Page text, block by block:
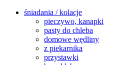
śniadania / kolacje
pieczywo, kanapki
pasty do chleba
domowe wędliny
z piekarnika
przystawki